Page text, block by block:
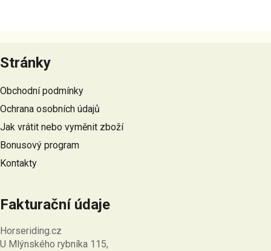
á
p
a
í
Stránky
Obchodní podmínky
Ochrana osobních údajů
Jak vrátit nebo vyměnit zboží
Bonusový program
Kontakty
Fakturační údaje
Horseriding.cz
U Mlýnského rybníka 115,